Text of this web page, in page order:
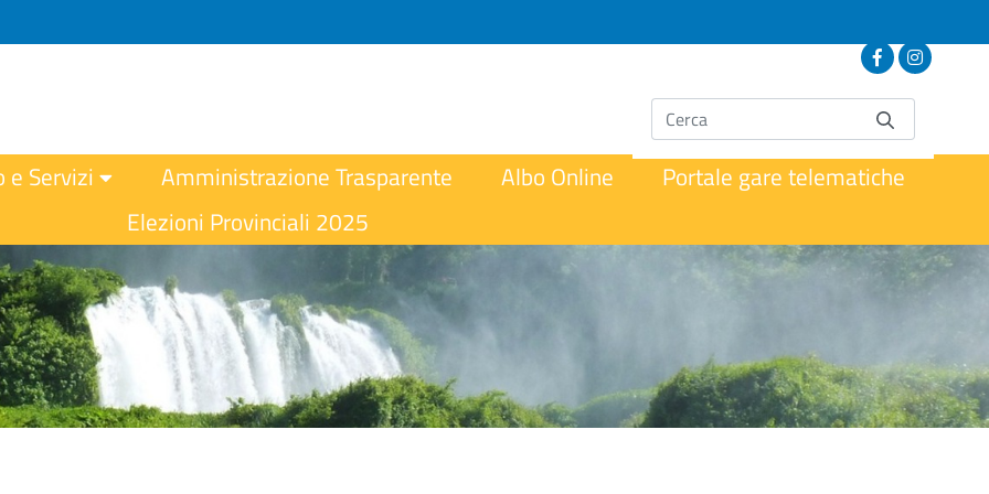
e Servizi Amministrazione Trasparente Albo Online
Portale gare telematiche
Elezioni Provinciali 2025